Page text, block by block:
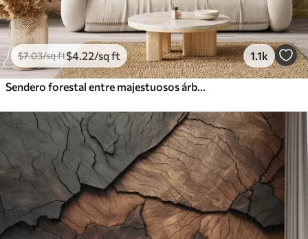
$7.03/sq ft$4 .22/sq ft 1.1k